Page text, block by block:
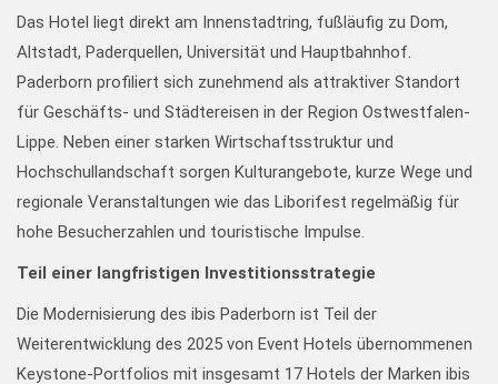
Das Hotel liegt direkt am Innenstadtring, fußläufig zu Dom,
Altstadt, Paderquellen, Universität und Hauptbahnhof.
Paderborn profiliert sich zunehmend als attraktiver Standort
für Geschäfts- und Städtereisen in der Region Ostwestfalen-
Lippe. Neben einer starken Wirtschaftsstruktur und
Hochschullandschaft sorgen Kulturangebote, kurze Wege und
regionale Veranstaltungen wie das Liborifest regelmäßig für
hohe Besucherzahlen und touristische Impulse.
Teil einer langfristigen Investitionsstrategie
Die Modernisierung des ibis Paderborn ist Teil der
Weiterentwicklung des 2025 von Event Hotels übernommenen
Keystone-Portfolios mit insgesamt 17 Hotels der Marken ibis